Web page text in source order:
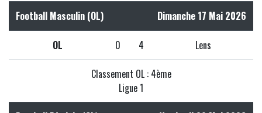
Football Masculin (OL) Dimanche 17 Mai 2026
OL 0 4 Lens
Classement OL : 4ème
Ligue 1